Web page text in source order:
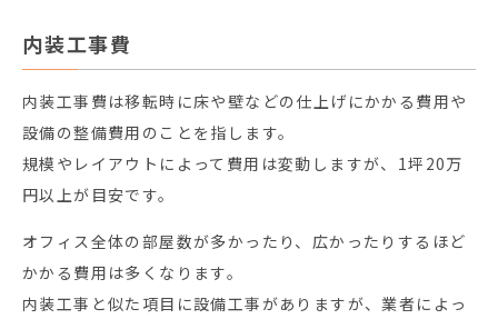
内装工事費
内装工事費は移転時に床や壁などの仕上げにかかる費用や
設備の整備費用のことを指します。
規模やレイアウトによって費用は変動しますが、1坪20万
円以上が目安です。
オフィス全体の部屋数が多かったり、広かったりするほど
かかる費用は多くなります。
内装工事と似た項目に設備工事がありますが、業者によっ